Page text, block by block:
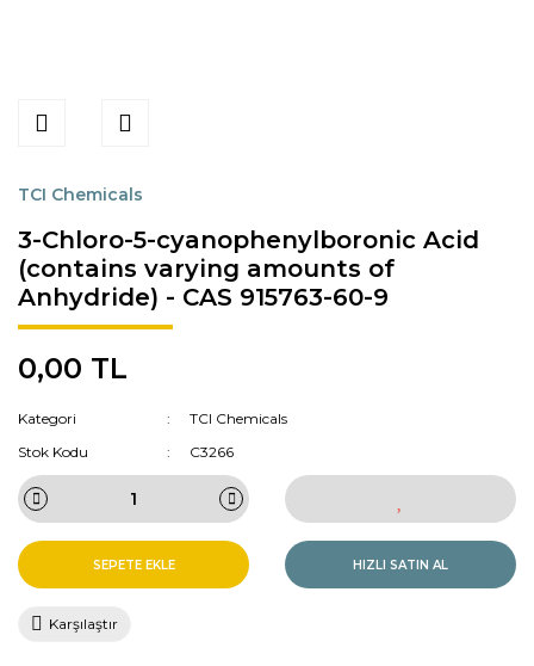
TCI Chemicals
3-Chloro-5-cyanophenylboronic Acid
(contains varying amounts of
Anhydride) - CAS 915763-60-9
0,00 TL
Kategori
TCI Chemicals
Stok Kodu
C3266
SEPETE EKLE HIZLI SATIN AL
Karşılaştır